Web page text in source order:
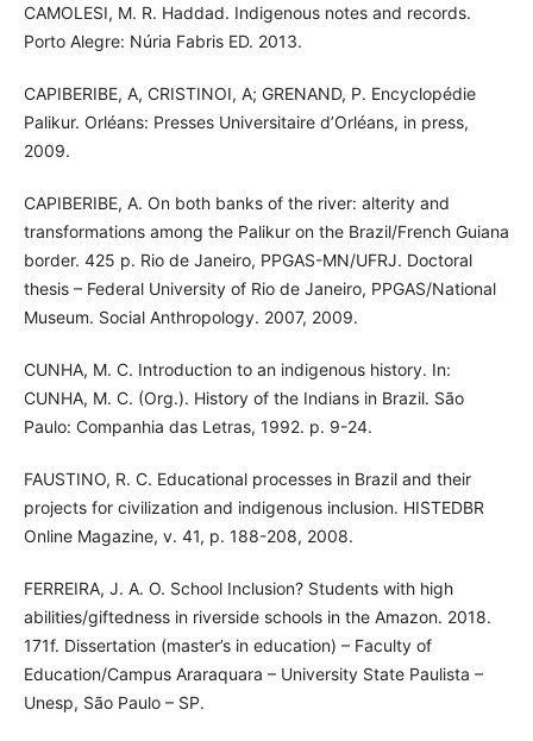
CAMOLESI, M. R. Haddad. Indigenous notes and records.
Porto Alegre: Núria Fabris ED. 2013.
CAPIBERIBE, A, CRISTINOI, A; GRENAND, P. Encyclopédie
Palikur. Orléans: Presses Universitaire d’Orléans, in press,
2009.
CAPIBERIBE, A. On both banks of the river: alterity and
transformations among the Palikur on the Brazil/French Guiana
border. 425 p. Rio de Janeiro, PPGAS-MN/UFRJ. Doctoral
thesis – Federal University of Rio de Janeiro, PPGAS/National
Museum. Social Anthropology. 2007, 2009.
CUNHA, M. C. Introduction to an indigenous history. In:
CUNHA, M. C. (Org.). History of the Indians in Brazil. São
Paulo: Companhia das Letras, 1992. p. 9-24.
FAUSTINO, R. C. Educational processes in Brazil and their
projects for civilization and indigenous inclusion. HISTEDBR
Online Magazine, v. 41, p. 188-208, 2008.
FERREIRA, J. A. O. School Inclusion? Students with high
abilities/giftedness in riverside schools in the Amazon. 2018.
171f. Dissertation (master’s in education) – Faculty of
Education/Campus Araraquara – University State Paulista –
Unesp, São Paulo – SP.